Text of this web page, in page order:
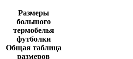
Размеры
большого
термобелья
футболки
Общая таблица
размеров